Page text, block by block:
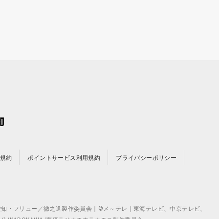
約 ポイントサービス利用規約 プライバシーポリシー
フリュー／徹之進製作委員会｜©メ～テレ｜東海テレビ、中京テレビ、